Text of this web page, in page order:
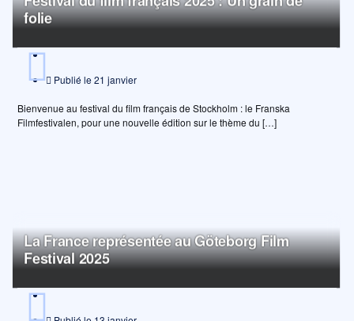
folie
Publié le 21 janvier
Bienvenue au festival du film français de Stockholm : le Franska
Filmfestivalen, pour une nouvelle édition sur le thème du […]
La France représentée au Göteborg Film
Festival 2025